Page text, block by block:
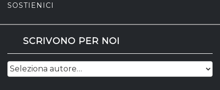
SOSTIENICI
SCRIVONO PER NOI